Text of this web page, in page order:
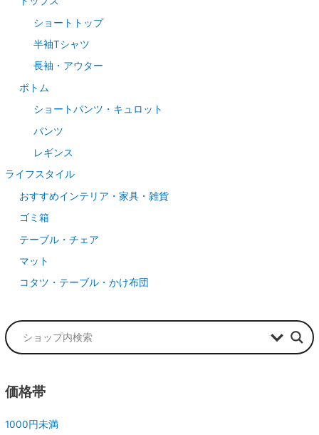
ショートトップ
半袖Tシャツ
長袖・アウター
ボトム
ショートパンツ・キュロット
パンツ
レギンス
ライフスタイル
おすすめインテリア・家具・雑貨
ゴミ箱
テーブル・チェア
マット
コタツ・テーブル・かけ布団
価格帯
1000円未満